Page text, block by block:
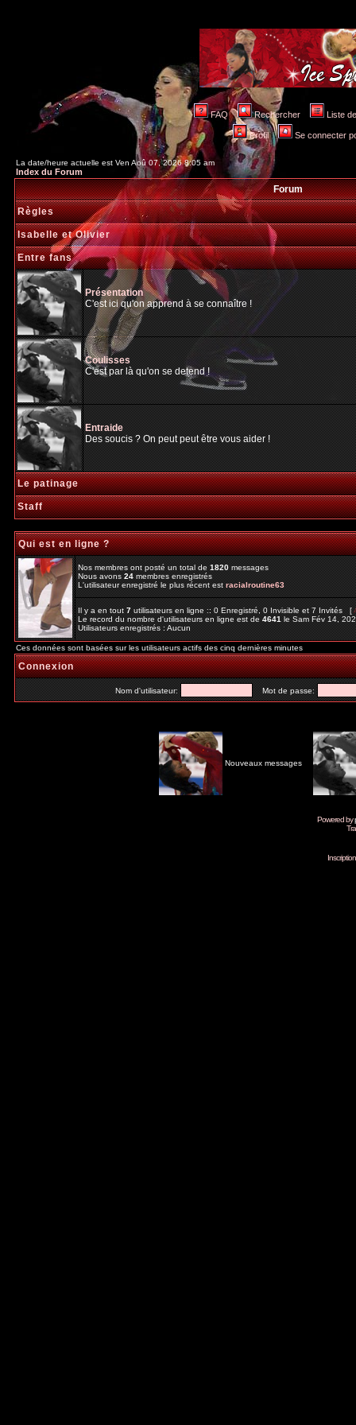
FAQ Rechercher Liste
Profil Se connecter
La date/heure actuelle est Ven Aoû 07, 2026 8:05 am
Index du Forum
Forum
Règles
Isabelle et Olivier
Entre fans
Présentation
C'est ici qu'on apprend à se connaître !
Coulisses
C'est par là qu'on se detend !
Entraide
Des soucis ? On peut peut être vous aider !
Le patinage
Staff
Qui est en ligne ?
Nos membres ont posté un total de1820messages
Nous avons24membres enregistrés
L'utilisateur enregistré le plus récent estracialroutine63
Il y a en tout7utilisateurs en ligne :: 0 Enregistré, 0 Invisible et 7 Invités [
Le record du nombre d'utilisateurs en ligne est de4641le Sam Fév 14,
Utilisateurs enregistrés : Aucun
Ces données sont basées sur les utilisateurs actifs des cinq dernières minutes
Connexion
Nom d'utilisateur: Mot de passe:
Nouveaux messages
Powered by